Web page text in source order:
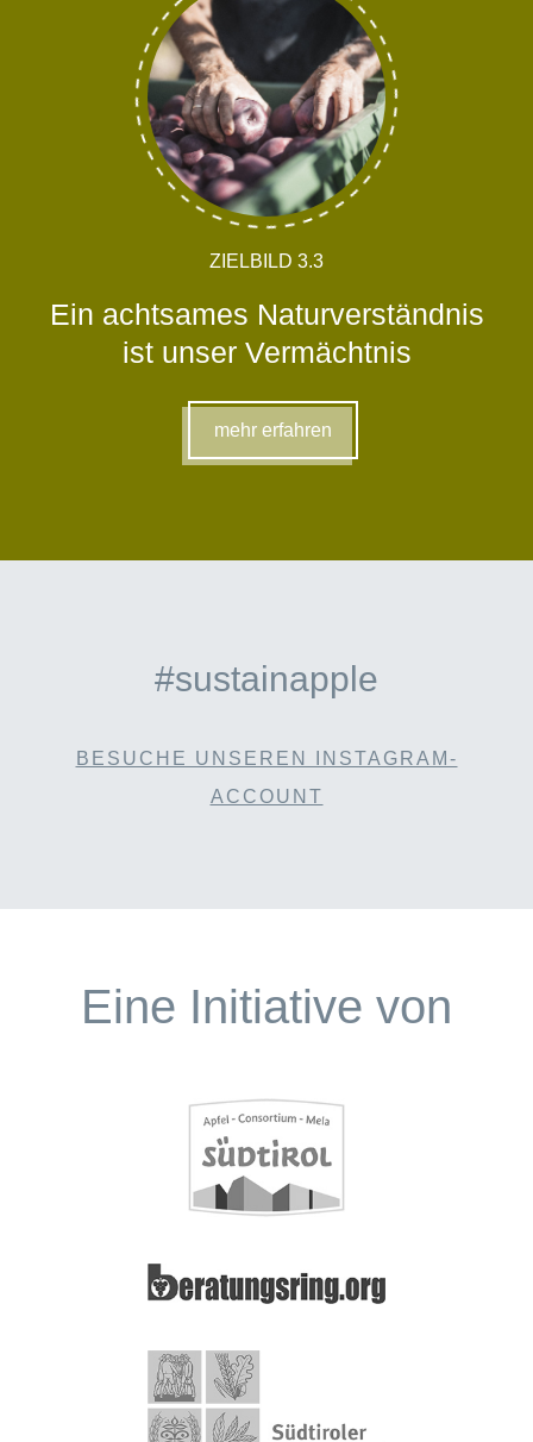
ZIELBILD 3.3
Ein achtsames Naturverständnis
ist unser Vermächtnis
mehr erfahren
#sustainapple
BESUCHE UNSEREN INSTAGRAM-
ACCOUNT
Eine Initiative von